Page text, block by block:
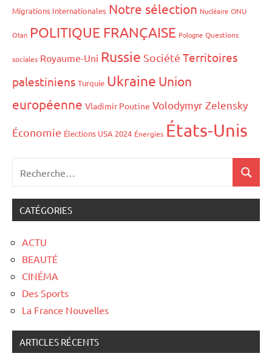
Migrations Internationales Notre sélection Nucléaire ONU
Otan POLITIQUE FRANÇAISE Pologne Questions
sociales Royaume-Uni Russie Société Territoires
palestiniens Turquie Ukraine Union
européenne Vladimir Poutine Volodymyr Zelensky
Économie Élections USA 2024 Énergies États-Unis
CATÉGORIES
ACTU
BEAUTÉ
CINÉMA
Des Sports
La France Nouvelles
ARTICLES RÉCENTS